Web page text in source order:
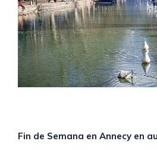
Fin de Semana en Annecy en